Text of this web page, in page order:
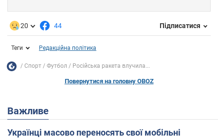
20 44 Підписатися
Теги Редакційна політика
Спорт Футбол Російська ракета влучила...
Повернутися на головну OBOZ
Важливе
Українці масово переносять свої мобільні